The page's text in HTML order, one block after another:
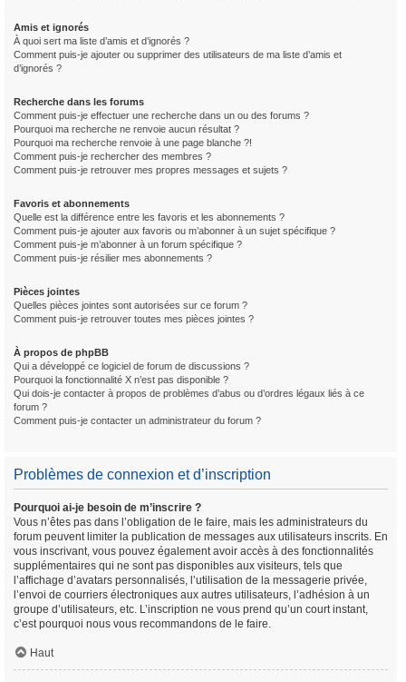
Amis et ignorés
À quoi sert ma liste d’amis et d’ignorés ?
Comment puis-je ajouter ou supprimer des utilisateurs de ma liste d’amis et
d’ignorés ?
Recherche dans les forums
Comment puis-je effectuer une recherche dans un ou des forums ?
Pourquoi ma recherche ne renvoie aucun résultat ?
Pourquoi ma recherche renvoie à une page blanche ?!
Comment puis-je rechercher des membres ?
Comment puis-je retrouver mes propres messages et sujets ?
Favoris et abonnements
Quelle est la différence entre les favoris et les abonnements ?
Comment puis-je ajouter aux favoris ou m’abonner à un sujet spécifique ?
Comment puis-je m’abonner à un forum spécifique ?
Comment puis-je résilier mes abonnements ?
Pièces jointes
Quelles pièces jointes sont autorisées sur ce forum ?
Comment puis-je retrouver toutes mes pièces jointes ?
À propos de phpBB
Qui a développé ce logiciel de forum de discussions ?
Pourquoi la fonctionnalité X n’est pas disponible ?
Qui dois-je contacter à propos de problèmes d’abus ou d’ordres légaux liés à ce
forum ?
Comment puis-je contacter un administrateur du forum ?
Problèmes de connexion et d’inscription
Pourquoi ai-je besoin de m’inscrire ?
Vous n’êtes pas dans l’obligation de le faire, mais les administrateurs du
forum peuvent limiter la publication de messages aux utilisateurs inscrits. En
vous inscrivant, vous pouvez également avoir accès à des fonctionnalités
supplémentaires qui ne sont pas disponibles aux visiteurs, tels que
l’affichage d’avatars personnalisés, l’utilisation de la messagerie privée,
l’envoi de courriers électroniques aux autres utilisateurs, l’adhésion à un
groupe d’utilisateurs, etc. L’inscription ne vous prend qu’un court instant,
c’est pourquoi nous vous recommandons de le faire.
Haut